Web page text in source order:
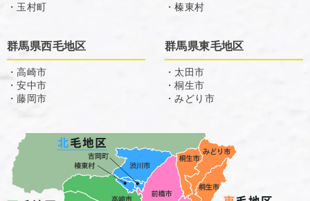
・玉村町
・榛東村
群馬県西毛地区
・高崎市
・安中市
・藤岡市
群馬県東毛地区
・太田市
・桐生市
・みどり市